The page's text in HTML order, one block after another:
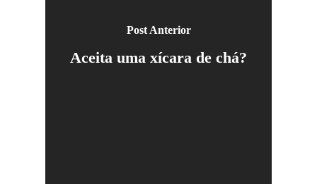
Post Anterior
Aceita uma xícara de chá?